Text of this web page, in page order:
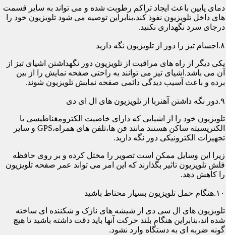
دمای پایین باعث ایجاد تراکم رطوبت شده و می تواند به سایر قسمت
های داخل تلویزیون نفوذ کند،بنابراین توصیه می شود تلویزیون خود را
درجای سرد نگهداری نکنید.
۸.اجسام تیز را دور از تلویزیون نگه دارید
یکی دیگر از راه های مراقبت از تلویزیون دور نگهداشتن اشیای تیز از
آن می باشد.اشیای تیز می توانند به راحتی صفحه نمایش را از بین
برده و باعث آسیب دیدگی دائمی صفحه نمایش تلویزیون شوند.
۹.دور نگه داشتن آهنربا از تلویزیون های ال ای دی
تلویزیون خود را از اشیایی که دارای خاصیت الکترومغناطیسی یا
الکتریسیته ساکن هستند مانند فن ها،تلفن های همراه،GPS و سایر
تجهیزات الکترونیکی دور نگه دارید.
زیرا این وسایل ممکن است تصویر را مختل کرده و بر روی حافظه
فلش تلویزیون تاثیر بگذارند که این امر می تواند عمر صفحه تلویزیون
را کاهش دهد.
۱۰.هنگام حمل تلویزیون بسیار محتاط باشید
تلویزیون های ال سی دی از شیشه های نازک و شکننده ای ساخته
شده اند،بنابراین هنگام بلند حرکت آنها باید دقت داشته باشید تا هیچ
گونه ضربه ای به دستگاه وارد نشود.